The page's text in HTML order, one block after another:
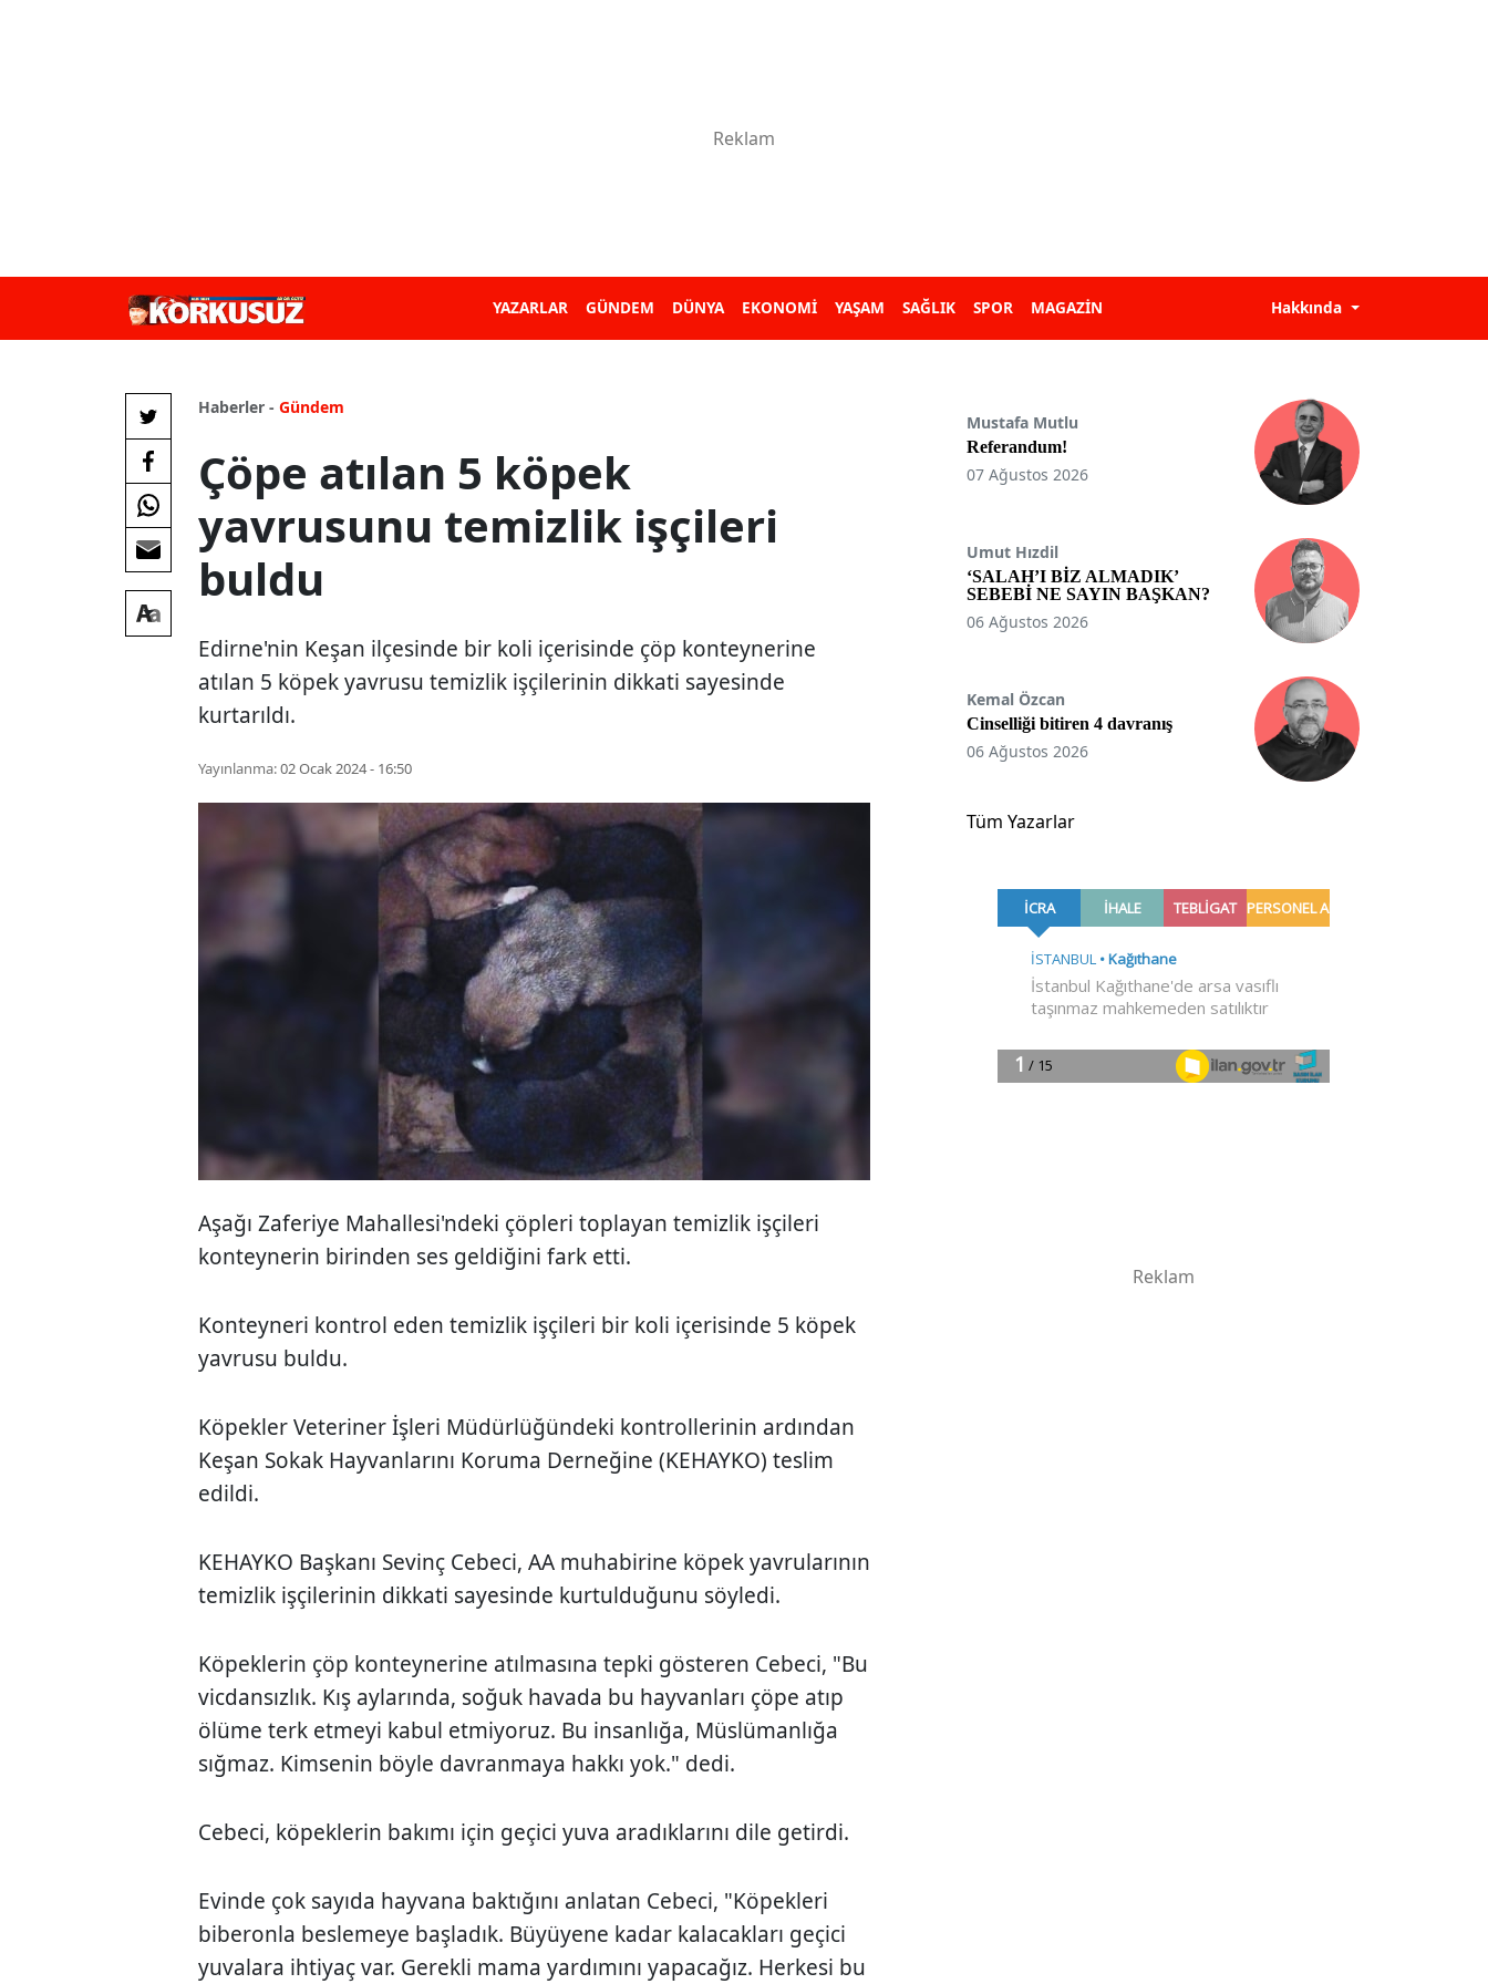
YAZARLAR GÜNDEM DÜNYA EKONOMİ YAŞAM SAĞLIK SPOR MAGAZİN Hakkında
Haberler - Gündem
Çöpe atılan 5 köpek
yavrusunu temizlik işçileri
buldu
Edirne'nin Keşan ilçesinde bir koli içerisinde çöp konteynerine
atılan 5 köpek yavrusu temizlik işçilerinin dikkati sayesinde
kurtarıldı.
Yayınlanma:02 Ocak 2024 - 16:50
Aşağı Zaferiye Mahallesi'ndeki çöpleri toplayan temizlik işçileri
konteynerin birinden ses geldiğini fark etti.
Konteyneri kontrol eden temizlik işçileri bir koli içerisinde 5 köpek
yavrusu buldu.
Köpekler Veteriner İşleri Müdürlüğündeki kontrollerinin ardından
Keşan Sokak Hayvanlarını Koruma Derneğine (KEHAYKO) teslim
edildi.
KEHAYKO Başkanı Sevinç Cebeci, AA muhabirine köpek yavrularının
temizlik işçilerinin dikkati sayesinde kurtulduğunu söyledi.
Köpeklerin çöp konteynerine atılmasına tepki gösteren Cebeci, "Bu
vicdansızlık. Kış aylarında, soğuk havada bu hayvanları çöpe atıp
ölüme terk etmeyi kabul etmiyoruz. Bu insanlığa, Müslümanlığa
sığmaz. Kimsenin böyle davranmaya hakkı yok." dedi.
Cebeci, köpeklerin bakımı için geçici yuva aradıklarını dile getirdi.
Evinde çok sayıda hayvana baktığını anlatan Cebeci, "Köpekleri
biberonla beslemeye başladık. Büyüyene kadar kalacakları geçici
yuvalara ihtiyaç var. Gerekli mama yardımını yapacağız. Herkesi bu
Mustafa Mutlu
Referandum!
07 Ağustos 2026
Umut Hızdil
‘SALAH’I BİZ ALMADIK’
SEBEBİ NE SAYIN BAŞKAN?
06 Ağustos 2026
Kemal Özcan
Cinselliği bitiren 4 davranış
06 Ağustos 2026
Tüm Yazarlar